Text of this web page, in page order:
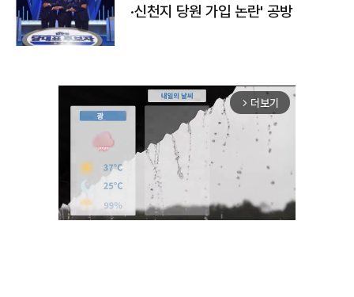
·신천지 당원 가입 논란' 공방
arrow_forward_ios 더보기